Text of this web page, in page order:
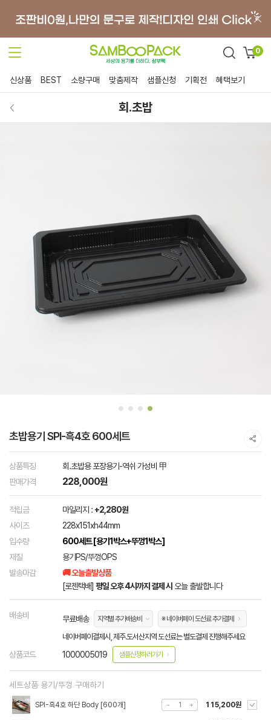
0
신상품 BEST 소량구매 맞춤제작 샘플신청 기획전 혜택보기
회.초밥
초밥용기 SPI-흑4호 600세트
상품특징
회.초밥용 포장용기-역쉬 가성비 甲
판매가격
228,000원
적립금 마일리지 : +2,280원
사이즈
228x151xh44mm
입수량
600세트 [용기1박스+뚜껑1박스]
재질
용기PS/뚜껑OPS
발송마감
🚚 오늘출발상품
[로젠택배] 평일 오후 4시까지 결제 시 오늘 출발합니다
배송비 무료배송 지역별 추가배송비 ※ 네이버페이 도선료 추가결제
네이버페이결제시, 제주.도서산지역 도선료는 별도결제 진행해주세요
상품코드 1000005019 샘플신청하러가기
세트상품 용기/뚜껑 구매하기
SPI-흑4호 하단 Body [600개] 115,200원